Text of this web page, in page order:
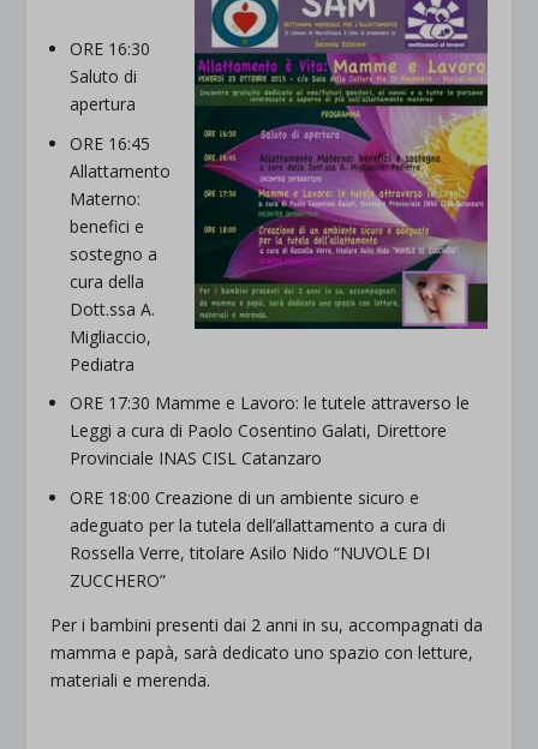
ORE 16:30
Saluto di
apertura
ORE 16:45
Allattamento
Materno:
benefici e
sostegno a
cura della
Dott.ssa A.
Migliaccio,
Pediatra
ORE 17:30 Mamme e Lavoro: le tutele attraverso le
Leggi a cura di Paolo Cosentino Galati, Direttore
Provinciale INAS CISL Catanzaro
ORE 18:00 Creazione di un ambiente sicuro e
adeguato per la tutela dell’allattamento a cura di
Rossella Verre, titolare Asilo Nido “NUVOLE DI
ZUCCHERO”
Per i bambini presenti dai 2 anni in su, accompagnati da
mamma e papà, sarà dedicato uno spazio con letture,
materiali e merenda.